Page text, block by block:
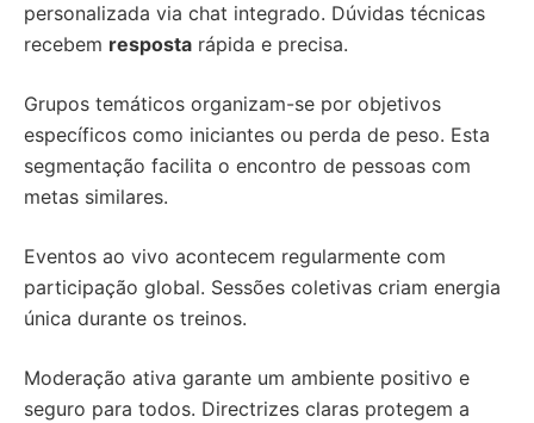
personalizada via chat integrado. Dúvidas técnicas
recebem resposta rápida e precisa.
Grupos temáticos organizam-se por objetivos
específicos como iniciantes ou perda de peso. Esta
segmentação facilita o encontro de pessoas com
metas similares.
Eventos ao vivo acontecem regularmente com
participação global. Sessões coletivas criam energia
única durante os treinos.
Moderação ativa garante um ambiente positivo e
seguro para todos. Directrizes claras protegem a